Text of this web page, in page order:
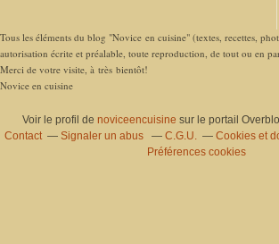
Tous les éléments du blog "Novice en cuisine" (textes, recettes,
autorisation écrite et préalable, toute reproduction, de tout ou en
Merci de votre visite, à très bientôt!
Novice en cuisine
Voir le profil denoviceencuisine sur le portail
Contact
Signaler un abus C.G.U.
Cookies et
Préférences cookies